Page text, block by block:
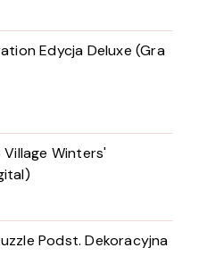
Edycja Deluxe (Gra
Village Winters'
Podst. Dekoracyjna